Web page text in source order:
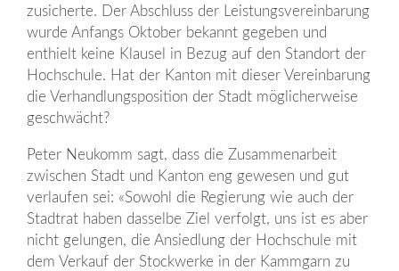
zusicherte. Der Abschluss der Leistungsvereinbarung
wurde Anfangs Oktober bekannt gegeben und
enthielt keine Klausel in Bezug auf den Standort der
Hochschule. Hat der Kanton mit dieser Vereinbarung
die Verhandlungsposition der Stadt möglicherweise
geschwächt?
Peter Neukomm sagt, dass die Zusammenarbeit
zwischen Stadt und Kanton eng gewesen und gut
verlaufen sei: «Sowohl die Regierung wie auch der
Stadtrat haben dasselbe Ziel verfolgt, uns ist es aber
nicht gelungen, die Ansiedlung der Hochschule mit
dem Verkauf der Stockwerke in der Kammgarn zu